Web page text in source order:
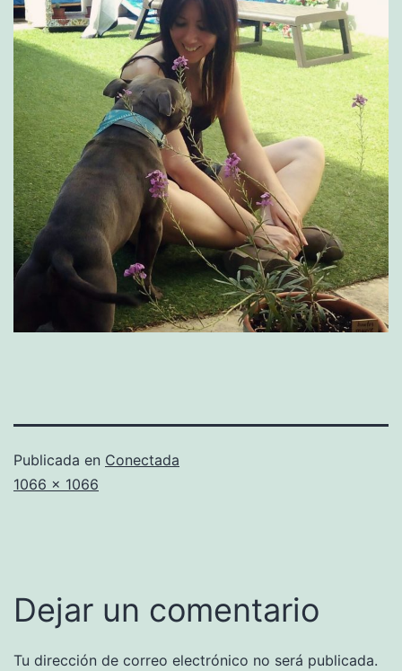
Publicada en Conectada
Tamaño
1066 × 1066
Dejar un comentario
Tu dirección de correo electrónico no será publicada.